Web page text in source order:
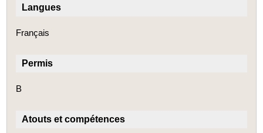
Langues
Français
Permis
B
Atouts et compétences